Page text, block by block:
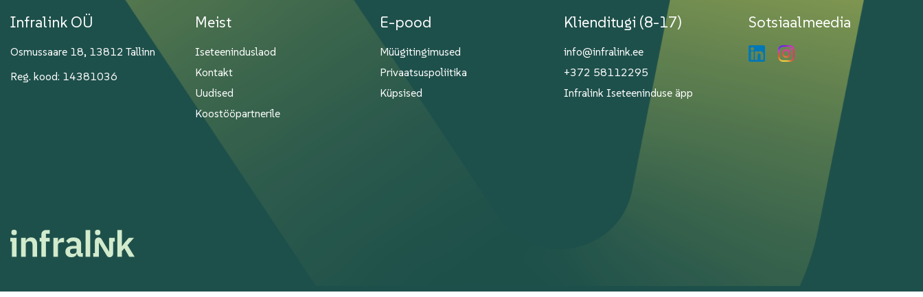
Infralink OÜ
Osmussaare 18, 13812 Tallinn
Reg. kood: 14381036
Meist
Iseteeninduslaod
Kontakt
Uudised
Koostööpartnerile
E-pood
Müügitingimused
Privaatsuspoliitika
Küpsised
Klienditugi (8-17)
info@infralink.ee
+372 58112295
Infralink Iseteeninduse äpp
Sotsiaalmeedia